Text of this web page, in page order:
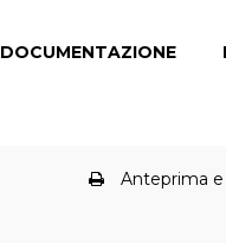
DOCUMENTAZIONE
Anteprima